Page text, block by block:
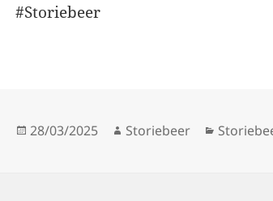
#Storiebeer
Posted
28/03/2025 Author
Storiebeer